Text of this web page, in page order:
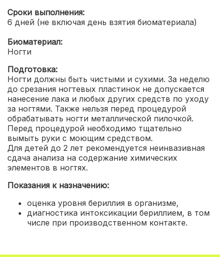
Сроки выполнения:
6 дней (не включая день взятия биоматериала)
Биоматериал:
Ногти
Подготовка:
Ногти должны быть чистыми и сухими. За неделю
до срезания ногтевых пластинок не допускается
нанесение лака и любых других средств по уходу
за ногтями. Также нельзя перед процедурой
обрабатывать ногти металлической пилочкой.
Перед процедурой необходимо тщательно
вымыть руки с моющим средством.
Для детей до 2 лет рекомендуется неинвазивная
сдача анализа на содержание химических
элементов в ногтях.
Показания к назначению:
оценка уровня бериллия в организме,
диагностика интоксикации бериллием, в том
числе при производственном контакте.